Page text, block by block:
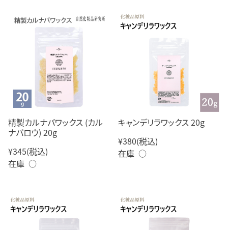
精製カルナバワックス (カル
ナバロウ) 20g
¥345(税込)
在庫 ○
キャンデリラワックス 20g
¥380(税込)
在庫 ○